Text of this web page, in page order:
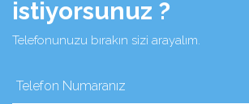
istiyorsunuz ?
Telefonunuzu bırakın sizi arayalım.